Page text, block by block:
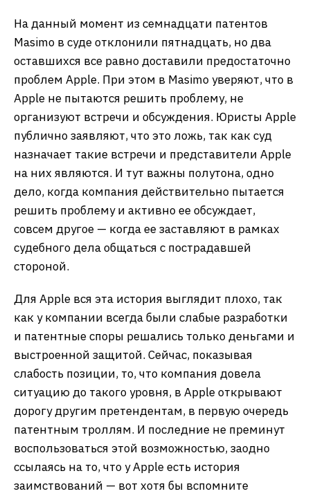
На данный момент из семнадцати патентов
Masimo в суде отклонили пятнадцать, но два
оставшихся все равно доставили предостаточно
проблем Apple. При этом в Masimo уверяют, что в
Apple не пытаются решить проблему, не
организуют встречи и обсуждения. Юристы Apple
публично заявляют, что это ложь, так как суд
назначает такие встречи и представители Apple
на них являются. И тут важны полутона, одно
дело, когда компания действительно пытается
решить проблему и активно ее обсуждает,
совсем другое — когда ее заставляют в рамках
судебного дела общаться с пострадавшей
стороной.
Для Apple вся эта история выглядит плохо, так
как у компании всегда были слабые разработки
и патентные споры решались только деньгами и
выстроенной защитой. Сейчас, показывая
слабость позиции, то, что компания довела
ситуацию до такого уровня, в Apple открывают
дорогу другим претендентам, в первую очередь
патентным троллям. И последние не преминут
воспользоваться этой возможностью, заодно
ссылаясь на то, что у Apple есть история
заимствований — вот хотя бы вспомните